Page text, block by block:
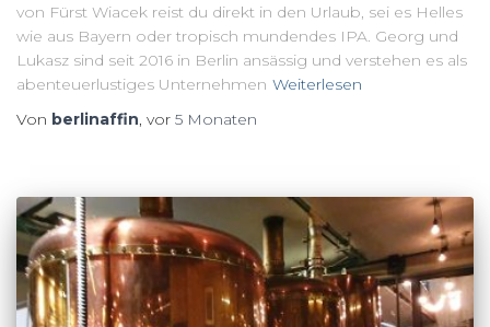
von Fürst Wiacek reist du direkt in den Urlaub, sei es Helles
wie aus Bayern oder tropisch mundendes IPA. Georg und
Lukasz sind seit 2016 in Berlin ansässig und verstehen es als
abenteuerlustiges Unternehmen Weiterlesen
Von berlinaffin, vor 5 Monaten